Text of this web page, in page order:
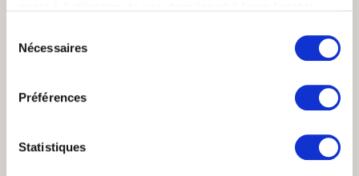
tout moment en consultant la Déclaration relative aux
cookies ou en cliquant sur l'icône de confidentialité.
Si vous le permettez, nous aimerions également :
géographique qui peuvent être précises à plusieurs
Nécessaires
Préférences
Statistiques